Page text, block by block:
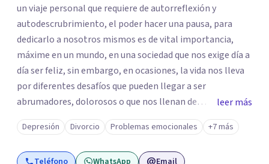
un viaje personal que requiere de autorreflexión y
autodescrubrimiento, el poder hacer una pausa, para
dedicarlo a nosotros mismos es de vital importancia,
máxime en un mundo, en una sociedad que nos exige día a
día ser feliz, sin embargo, en ocasiones, la vida nos lleva
por diferentes desafíos que pueden llegar a ser
abrumadores, dolorosos o que nos llenan de
preocupación al momento de tratar de resolverlos. Si
sientes que estos desafíos, dificultan tu vida, te invito a
que exploremos juntos las situaciones que estás viviendo
leer más
Depresión Divorcio Problemas emocionales +7 más
Teléfono WhatsApp Email